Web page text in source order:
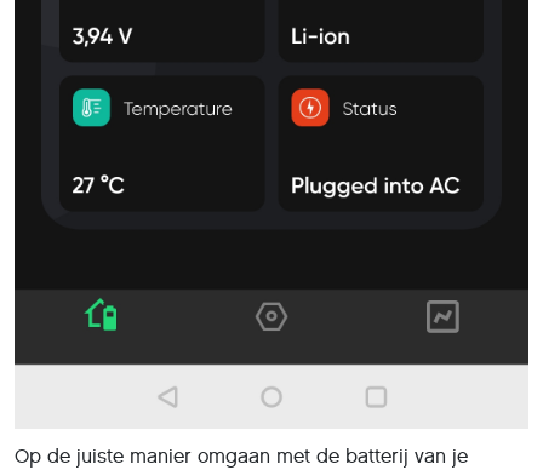
Op de juiste manier omgaan met de batterij van je